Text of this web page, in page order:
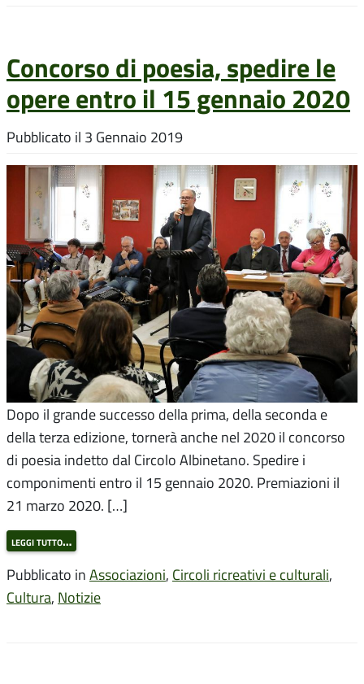
Concorso di poesia, spedire le
opere entro il 15 gennaio 2020
Pubblicato il 3 Gennaio 2019
Dopo il grande successo della prima, della seconda e
della terza edizione, tornerà anche nel 2020 il concorso
di poesia indetto dal Circolo Albinetano. Spedire i
componimenti entro il 15 gennaio 2020. Premiazioni il
21 marzo 2020. […]
leggi tutto…
Pubblicato in Associazioni, Circoli ricreativi e culturali,
Cultura, Notizie